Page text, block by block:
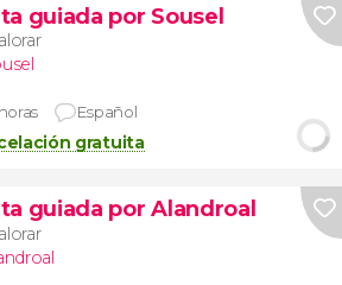
guiada por Sousel
Español
gratuita
guiada por Alandroal